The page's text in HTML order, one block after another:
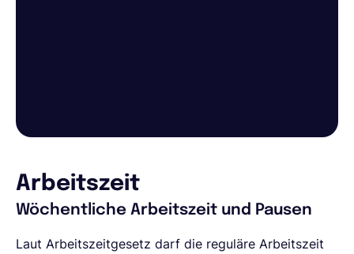
Arbeitszeit
Wöchentliche Arbeitszeit und Pausen
Laut Arbeitszeitgesetz darf die reguläre Arbeitszeit